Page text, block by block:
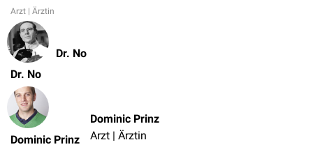
Arzt | Ärztin
Dr. No
Dr. No
Dominic Prinz
Dominic Prinz
Arzt | Ärztin